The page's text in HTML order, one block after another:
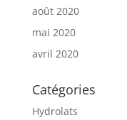
août 2020
mai 2020
avril 2020
Catégories
Hydrolats